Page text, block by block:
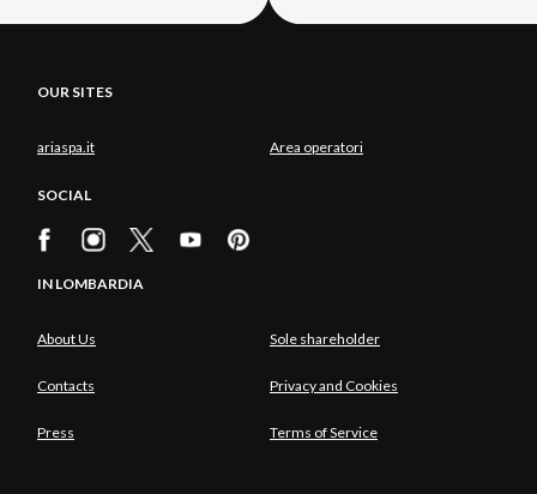
OUR SITES
ariaspa.it Area operatori
SOCIAL
IN LOMBARDIA
About Us Sole shareholder
Contacts Privacy and Cookies
Press Terms of Service